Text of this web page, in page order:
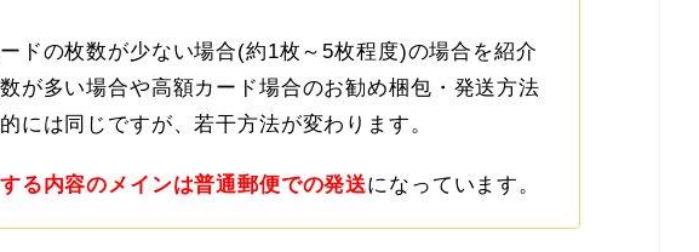
ドの枚数が少ない場合(約1枚～5枚程度)の場合を紹介
が多い場合や高額カード場合のお勧め梱包・発送方法
には同じですが、若干方法が変わります。
る内容のメインは普通郵便での発送になっています。